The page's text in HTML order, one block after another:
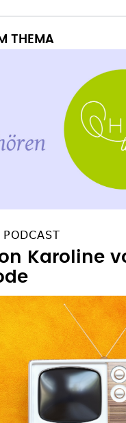
THEMA
Karoline